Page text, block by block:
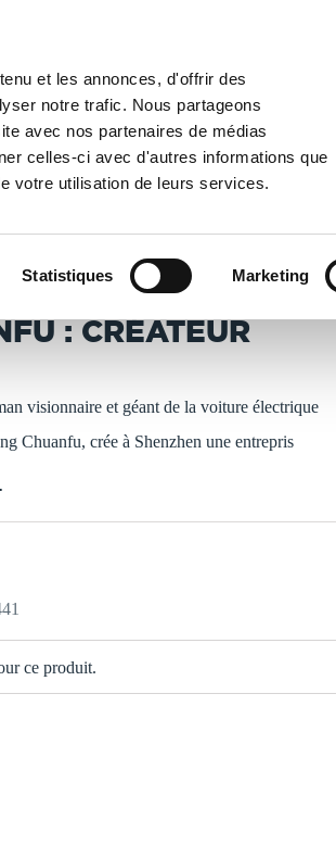
et les annonces, d'offrir des
notre trafic. Nous partageons
avec nos partenaires de médias
celles-ci avec d'autres informations que
votre utilisation de leurs services.
Statistiques Marketing
LIBRAIRIE
- DÉLAI ACTUEL : 3 À 5
: CRÉATEUR
visionnaire et géant de la voiture électrique
Chuanfu, crée à Shenzhen une entrepris
ce produit.